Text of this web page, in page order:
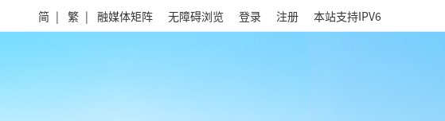
简 | 繁 | 融媒体矩阵 无障碍浏览 登录 注册 本站支持IPV6